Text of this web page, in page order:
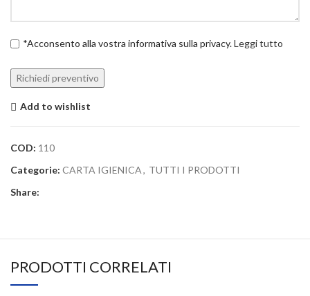
*Acconsento alla vostra informativa sulla privacy.Leggi tutto
Add to wishlist
COD: 110
Categorie: CARTA IGIENICA, TUTTI I PRODOTTI
Share:
PRODOTTI CORRELATI